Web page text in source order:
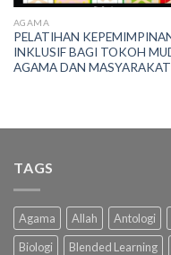
AGAMA
PELATIHAN
INKLUSIF BAGI TOKOH
AGAMA DAN MASYARAKAT
TAGS
Agama Allah Antologi
Biologi
Blended Learning